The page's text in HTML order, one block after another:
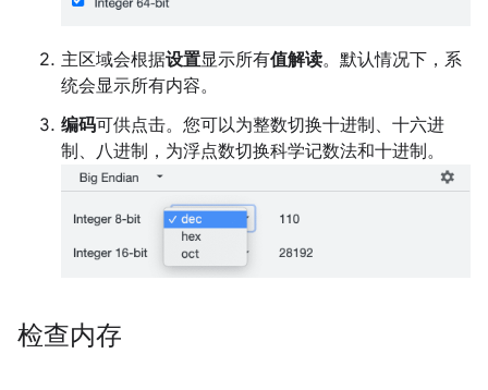
主区域会根据设置显示所有值解读。默认情况下，系
统会显示所有内容。
编码可供点击。您可以为整数切换十进制、十六进
制、八进制，为浮点数切换科学记数法和十进制。
检查内存